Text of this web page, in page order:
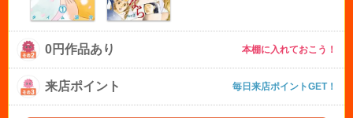
0円作品あり 本棚に入れておこう！
来店ポイント 毎日来店ポイントGET！